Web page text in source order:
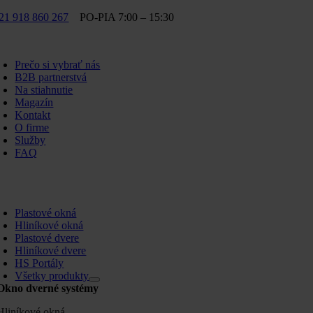
Skip
918 860 267 PO-PIA 7:00 – 15:30
Prečo si vybrať nás
B2B partnerstvá
Na stiahnutie
Magazín
Kontakt
O firme
Služby
FAQ
Plastové okná
Hliníkové okná
Plastové dvere
Hliníkové dvere
HS Portály
Všetky produkty
dverné systémy